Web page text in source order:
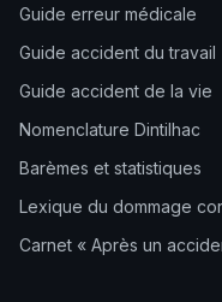
Guide erreur médicale
Guide accident du travail
Guide accident de la vie
Nomenclature Dintilhac
Barèmes et statistiques
Lexique du dommage
Carnet « Après un